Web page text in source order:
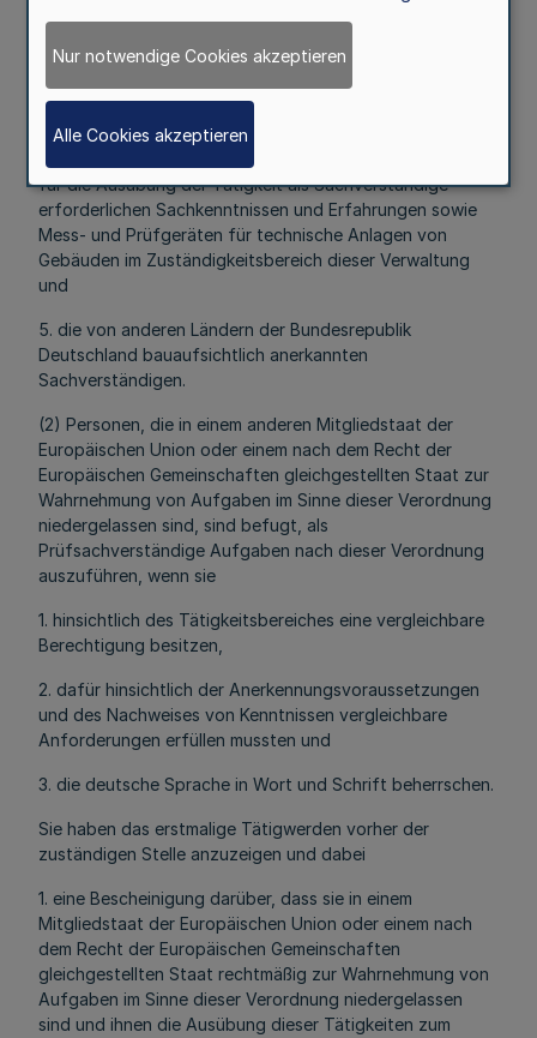
2. Dezember 1959 (GV. NRW. S. 174), aufgehoben durch
Verordnung vom 16. Juli 2004 (GV. NRW. S. 398
für die Ausübung der Tätigkeit als Sachverständige
erforderlichen Sachkenntnissen und Erfahrungen sowie
Mess- und Prüfgeräten für technische Anlagen von
Gebäuden im Zuständigkeitsbereich dieser Verwaltung
und
5. die von anderen Ländern der Bundesrepublik
Deutschland bauaufsichtlich anerkannten
Sachverständigen.
(2) Personen, die in einem anderen Mitgliedstaat der
Europäischen Union oder einem nach dem Recht der
Europäischen Gemeinschaften gleichgestellten Staat zur
Wahrnehmung von Aufgaben im Sinne dieser Verordnung
niedergelassen sind, sind befugt, als
Prüfsachverständige Aufgaben nach dieser Verordnung
auszuführen, wenn sie
1. hinsichtlich des Tätigkeitsbereiches eine vergleichbare
Berechtigung besitzen,
2. dafür hinsichtlich der Anerkennungsvoraussetzungen
und des Nachweises von Kenntnissen vergleichbare
Anforderungen erfüllen mussten und
3. die deutsche Sprache in Wort und Schrift beherrschen.
Sie haben das erstmalige Tätigwerden vorher der
zuständigen Stelle anzuzeigen und dabei
1. eine Bescheinigung darüber, dass sie in einem
Mitgliedstaat der Europäischen Union oder einem nach
dem Recht der Europäischen Gemeinschaften
gleichgestellten Staat rechtmäßig zur Wahrnehmung von
Aufgaben im Sinne dieser Verordnung niedergelassen
sind und ihnen die Ausübung dieser Tätigkeiten zum
Nur notwendige Cookies akzeptieren
Alle Cookies akzeptieren